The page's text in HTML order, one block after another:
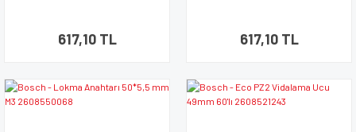
617,10 TL 617,10 TL